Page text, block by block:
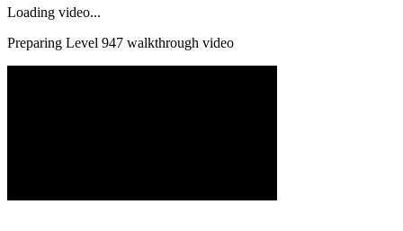
Loading video...
Preparing Level 947 walkthrough video